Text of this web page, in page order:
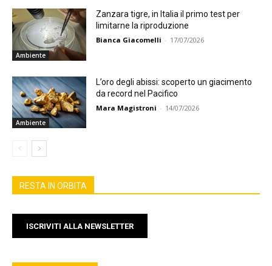
Ambiente
Zanzara tigre, in Italia il primo test per
limitarne la riproduzione
Bianca Giacomelli - 17/07/2026
Ambiente
L’oro degli abissi: scoperto un giacimento
da record nel Pacifico
Mara Magistroni - 14/07/2026
RESTA IN ORBITA
ISCRIVITI ALLA NEWSLETTER